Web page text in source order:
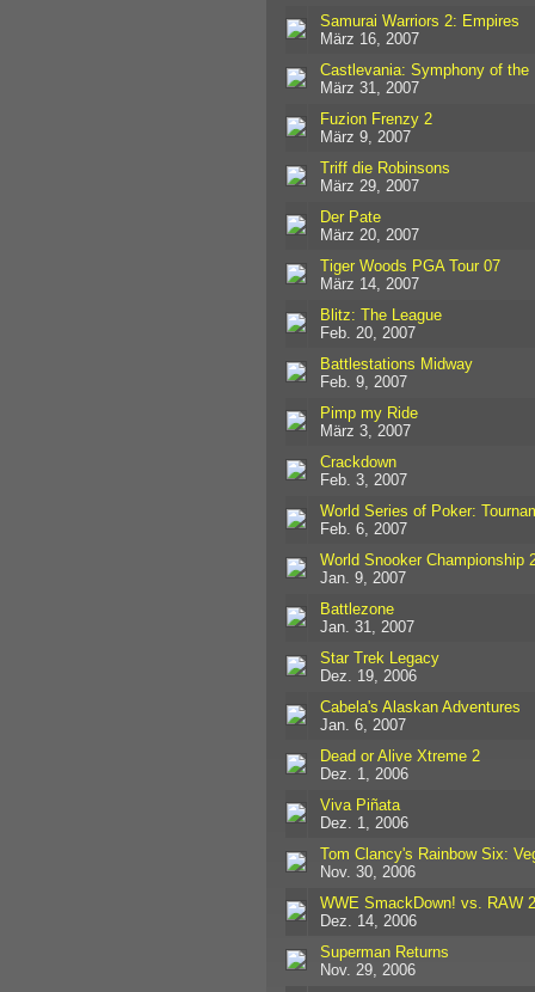
Samurai Warriors 2: Empires
März 16, 2007
Castlevania: Symphony of the
März 31, 2007
Fuzion Frenzy 2
März 9, 2007
Triff die Robinsons
März 29, 2007
Der Pate
März 20, 2007
Tiger Woods PGA Tour 07
März 14, 2007
Blitz: The League
Feb. 20, 2007
Battlestations Midway
Feb. 9, 2007
Pimp my Ride
März 3, 2007
Crackdown
Feb. 3, 2007
World Series of Poker:
Feb. 6, 2007
World Snooker Championship
Jan. 9, 2007
Battlezone
Jan. 31, 2007
Star Trek Legacy
Dez. 19, 2006
Cabela's Alaskan Adventures
Jan. 6, 2007
Dead or Alive Xtreme 2
Dez. 1, 2006
Viva Piñata
Dez. 1, 2006
Tom Clancy's Rainbow Six:
Nov. 30, 2006
WWE SmackDown! vs. RAW
Dez. 14, 2006
Superman Returns
Nov. 29, 2006